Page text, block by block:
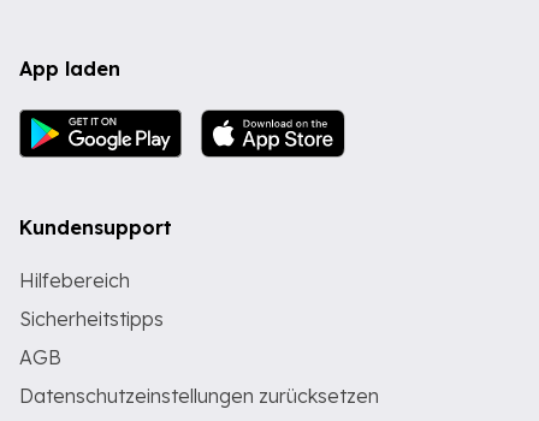
App laden
Kundensupport
Hilfebereich
Sicherheitstipps
AGB
Datenschutzeinstellungen zurücksetzen